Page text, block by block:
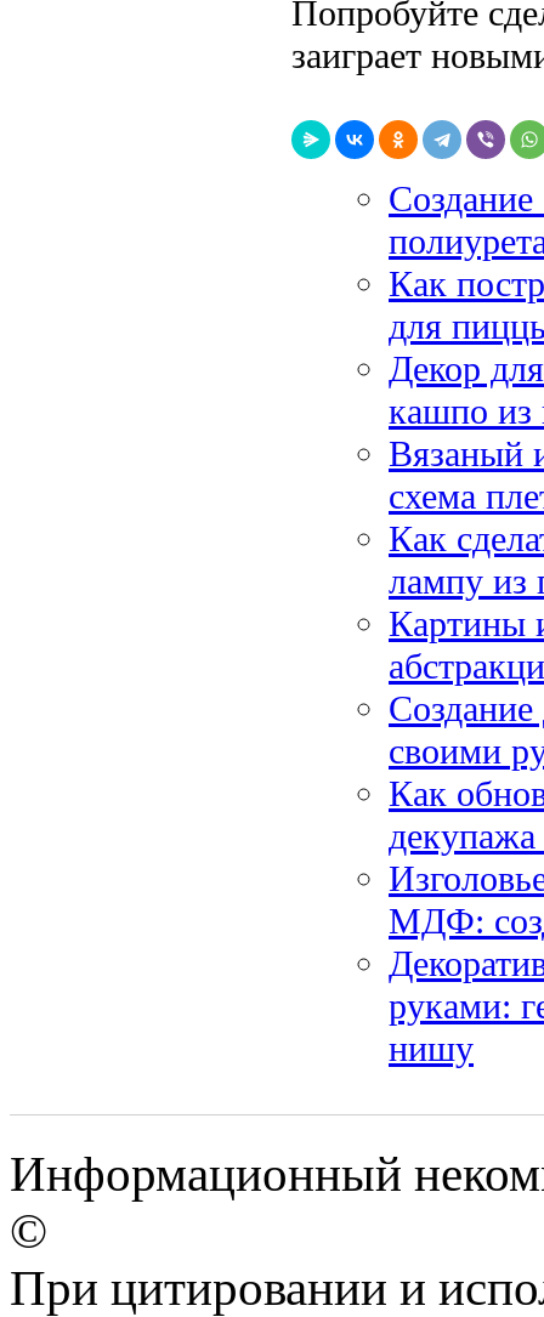
Попробуйте
заиграет
Как
для
Декор
кашпо из
Вязаный
схема
Как
лампу из
Картины
своими
Как
МДФ:
руками:
нишу
Информационный
©
При цитировании и